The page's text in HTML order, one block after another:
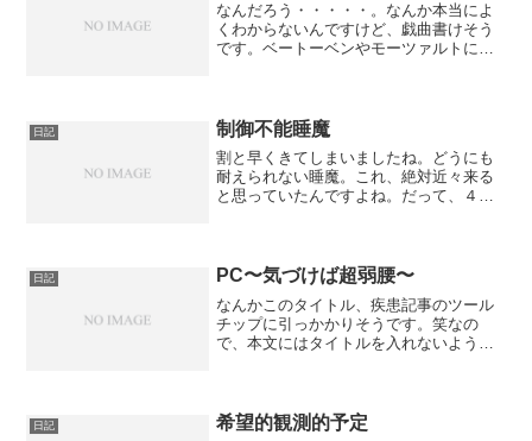
なんだろう・・・・・。なんか本当によ
くわからないんですけど、戯曲書けそう
です。ベートーベンやモーツァルトには
るのは120も承知ですが...
日記 制御不能睡魔
割と早くきてしまいましたね。どうにも
耐えられない睡魔。これ、絶対近々来る
と思っていたんですよね。だって、４月
の睡眠時間を確保するには...
日記 PC〜気づけば超弱腰〜
なんかこのタイトル、疾患記事のツール
チップに引っかかりそうです。笑なの
で、本文にはタイトルを入れないように
とCだけしかしてなかっ...
日記 希望的観測的予定